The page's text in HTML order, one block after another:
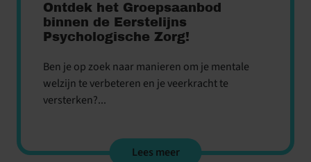
Ontdek het Groepsaanbod
binnen de Eerstelijns
Psychologische Zorg!
Ben je op zoek naar manieren om je mentale
welzijn te verbeteren en je veerkracht te
versterken?...
Lees meer